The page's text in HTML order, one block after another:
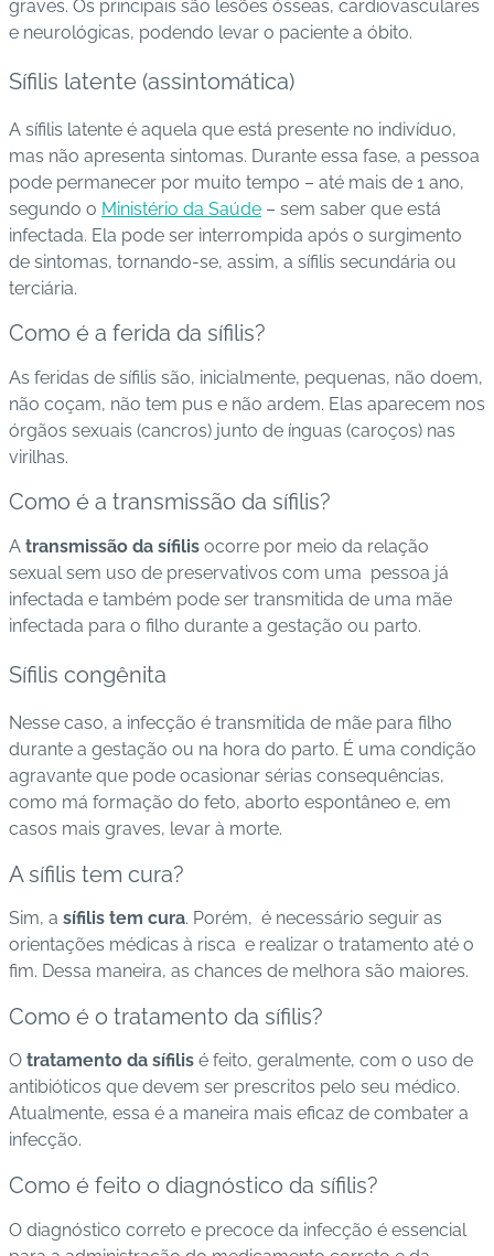
graves. Os principais são lesões ósseas, cardiovasculares
e neurológicas, podendo levar o paciente a óbito.
Sífilis latente (assintomática)
A sífilis latente é aquela que está presente no indivíduo,
mas não apresenta sintomas. Durante essa fase, a pessoa
pode permanecer por muito tempo – até mais de 1 ano,
segundo o Ministério da Saúde – sem saber que está
infectada. Ela pode ser interrompida após o surgimento
de sintomas, tornando-se, assim, a sífilis secundária ou
terciária.
Como é a ferida da sífilis?
As feridas de sífilis são, inicialmente, pequenas, não doem,
não coçam, não tem pus e não ardem. Elas aparecem nos
órgãos sexuais (cancros) junto de ínguas (caroços) nas
virilhas.
Como é a transmissão da sífilis?
A transmissão da sífilis ocorre por meio da relação
sexual sem uso de preservativos com uma pessoa já
infectada e também pode ser transmitida de uma mãe
infectada para o filho durante a gestação ou parto.
Sífilis congênita
Nesse caso, a infecção é transmitida de mãe para filho
durante a gestação ou na hora do parto. É uma condição
agravante que pode ocasionar sérias consequências,
como má formação do feto, aborto espontâneo e, em
casos mais graves, levar à morte.
A sífilis tem cura?
Sim, a sífilis tem cura. Porém, é necessário seguir as
orientações médicas à risca e realizar o tratamento até o
fim. Dessa maneira, as chances de melhora são maiores.
Como é o tratamento da sífilis?
O tratamento da sífilis é feito, geralmente, com o uso de
antibióticos que devem ser prescritos pelo seu médico.
Atualmente, essa é a maneira mais eficaz de combater a
infecção.
Como é feito o diagnóstico da sífilis?
O diagnóstico correto e precoce da infecção é essencial